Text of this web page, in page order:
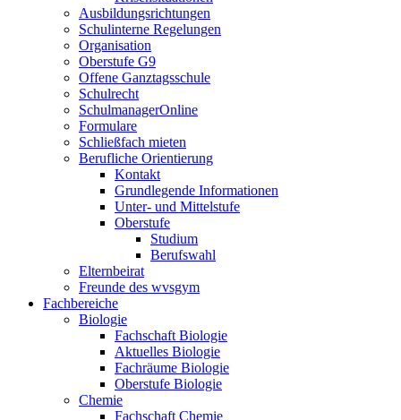
Ausbildungsrichtungen
Schulinterne Regelungen
Organisation
Oberstufe G9
Offene Ganztagsschule
Schulrecht
SchulmanagerOnline
Formulare
Schließfach mieten
Berufliche Orientierung
Kontakt
Grundlegende Informationen
Unter- und Mittelstufe
Oberstufe
Studium
Berufswahl
Elternbeirat
Freunde des wvsgym
Fachbereiche
Biologie
Fachschaft Biologie
Aktuelles Biologie
Fachräume Biologie
Oberstufe Biologie
Chemie
Fachschaft Chemie